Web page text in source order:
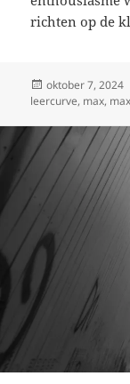
richten op de
Geplaatst
op
oktober 7, 2024
leercurve, max,